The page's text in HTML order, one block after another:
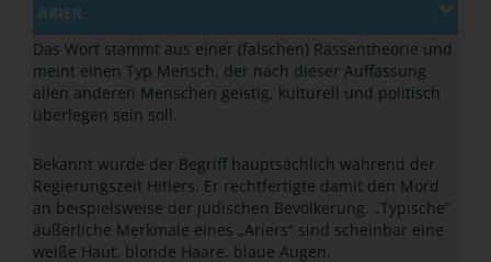
ARIER
Das Wort stammt aus einer (falschen) Rassentheorie und
meint einen Typ Mensch, der nach dieser Auffassung
allen anderen Menschen geistig, kulturell und politisch
überlegen sein soll.
Bekannt wurde der Begriff hauptsächlich während der
Regierungszeit Hitlers. Er rechtfertigte damit den Mord
an beispielsweise der jüdischen Bevölkerung. „Typische“
äußerliche Merkmale eines „Ariers“ sind scheinbar eine
weiße Haut, blonde Haare, blaue Augen.